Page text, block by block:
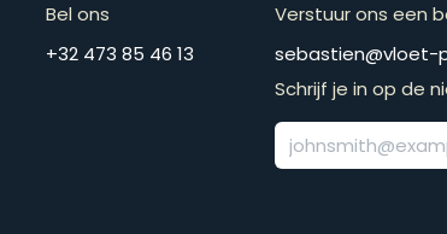
Bel ons
​​​​​​​​​​​​​​​​​​​​​​​+​3​2​ ​4​7​3​ ​8​5​ ​4​6​ ​1​3
Verstuur ons een
​​​​​​​​​​​​​​​​​​​​​​​​​​​​s​e​b​a​s​t​i​e​n​@​v​l​o​e​t​-​
Schrijf je in op de